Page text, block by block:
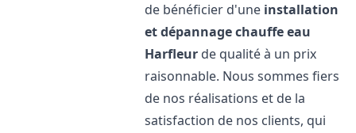
de bénéficier d'une installation
et dépannage chauffe eau
Harfleur de qualité à un prix
raisonnable. Nous sommes fiers
de nos réalisations et de la
satisfaction de nos clients, qui